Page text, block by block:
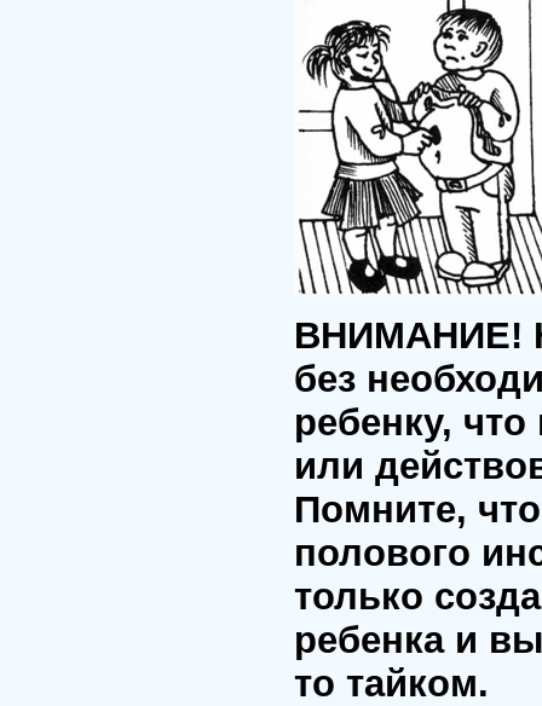
ВНИМАНИЕ!
без
ребенку,
или
Помните,
полового
только
ребенка и
то тайком.